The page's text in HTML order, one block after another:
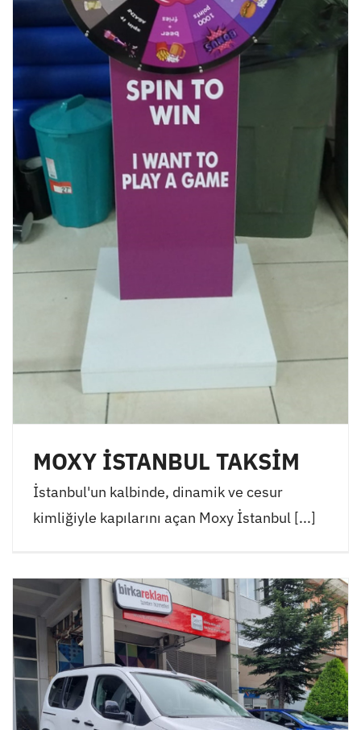
MOXY İSTANBUL TAKSİM
İstanbul'un kalbinde, dinamik ve cesur
kimliğiyle kapılarını açan Moxy İstanbul [...]